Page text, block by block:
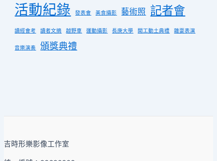
活動紀錄 發表會 美食攝影 藝術照 記者會
讀經會考 讀者文摘 越野車 運動攝影 長庚大學 開工動土典禮 雜耍表演
音樂演奏 頒獎典禮
吉時形樂影像工作室